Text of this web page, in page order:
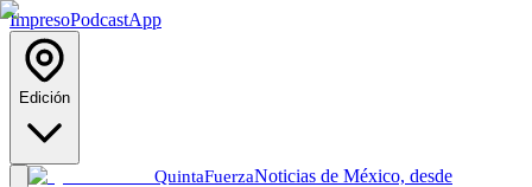
ImpresoPodcastApp
Edición
QuintaFuerzaNoticias de México, desde